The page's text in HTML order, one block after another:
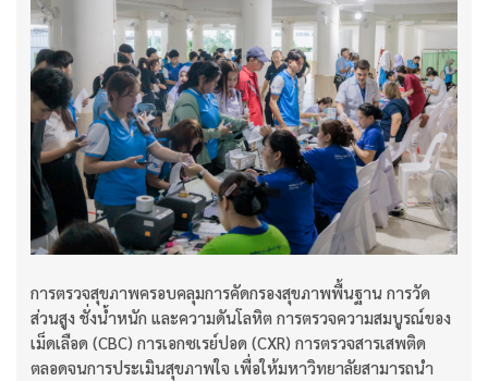
การตรวจสุขภาพครอบคลุมการคัดกรองสุขภาพพื้นฐาน การวัด
ส่วนสูง ชั่งน้ำหนัก และความดันโลหิต การตรวจความสมบูรณ์ของ
เม็ดเลือด (CBC) การเอกซเรย์ปอด (CXR) การตรวจสารเสพติด
ตลอดจนการประเมินสุขภาพใจ เพื่อให้มหาวิทยาลัยสามารถนำ